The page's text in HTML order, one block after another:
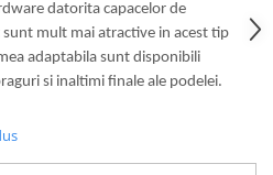
datorita capacelor de
mult mai atractive in acest tip
adaptabila sunt disponibili
si inaltimi finale ale podelei.